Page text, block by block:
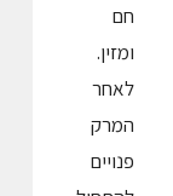
חם
ומזין.
לאחר
המרק
פנויים